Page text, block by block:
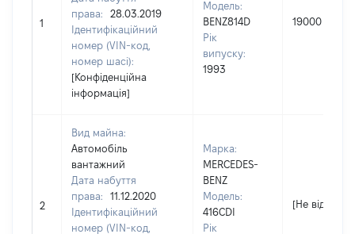
1
права:
28.03.2019
Ідентифікаційний
номер (VIN-код,
номер шасі):
[Конфіденційна
інформація]
Модель:
BENZ814D
Рік
випуску:
1993
19000
2
Вид майна:
Автомобіль
вантажний
Дата набуття
права:
11.12.2020
Ідентифікаційний
номер (VIN-код,
Марка:
MERCEDES-
BENZ
Модель:
416CDI
Рік
[Не відомо]